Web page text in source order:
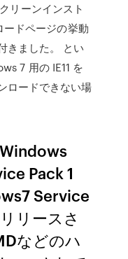
リーンインスト
ードページの挙動
きました。 とい
7 用の IE11 を
ロードできない場
Pack 1
Service
リースさ
などのハ